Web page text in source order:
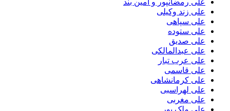
علی رمضانپور و آمین بند
علی زند وکیلی
علی سپاهی
علی ستوده
علی صدیق
علی عبدالمالکی
علی عرب تبار
علی قاسمی
علی کرمانشاهی
علی لهراسبی
علی مغربی
علی ملک پور